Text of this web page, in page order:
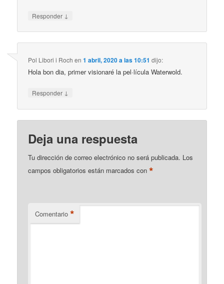
Responder ↓
Pol Libori i Roch en1 abril, 2020 a las 10:51 dijo:
Hola bon dia, primer visionaré la pel·lícula Waterwold.
Responder ↓
Deja una respuesta
Tu dirección de correo electrónico no será publicada. Los
campos obligatorios están marcados con*
Comentario *